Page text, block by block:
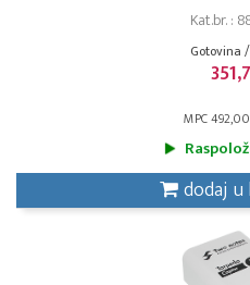
Kat.br. :
Gotovina
MPC
dodaj